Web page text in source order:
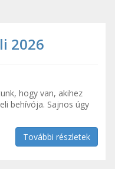
2026
hogy van, akihez
behívója. Sajnos úgy
További részletek